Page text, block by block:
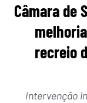
Câmara de
recreio
Intervenção